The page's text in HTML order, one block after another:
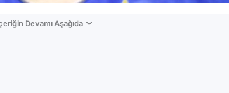
Devamı Aşağıda